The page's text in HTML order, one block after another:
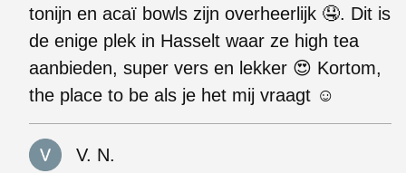
tonijn en acaï bowls zijn overheerlijk 🤤. Dit is
de enige plek in Hasselt waar ze high tea
aanbieden, super vers en lekker 😍 Kortom,
the place to be als je het mij vraagt ☺️
V. N.